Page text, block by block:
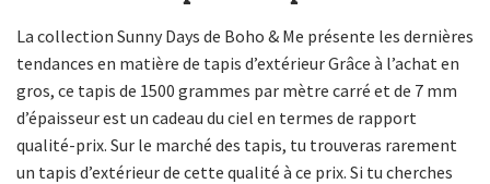
La collection Sunny Days de Boho & Me présente les dernières
tendances en matière de tapis d’extérieur Grâce à l’achat en
gros, ce tapis de 1500 grammes par mètre carré et de 7 mm
d’épaisseur est un cadeau du ciel en termes de rapport
qualité-prix. Sur le marché des tapis, tu trouveras rarement
un tapis d’extérieur de cette qualité à ce prix. Si tu cherches